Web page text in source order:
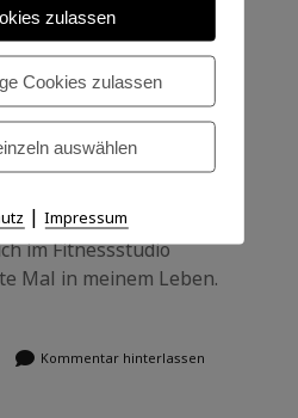
andern Last, so werdet
Christi erfüllen.
Galter 6,2
mir vor einigen
in den Allerwertesten
im Fitnessstudio
Mal in meinem Leben.
Kommentar hinterlassen
zulassen
Cookies zulassen
auswählen
|Impressum